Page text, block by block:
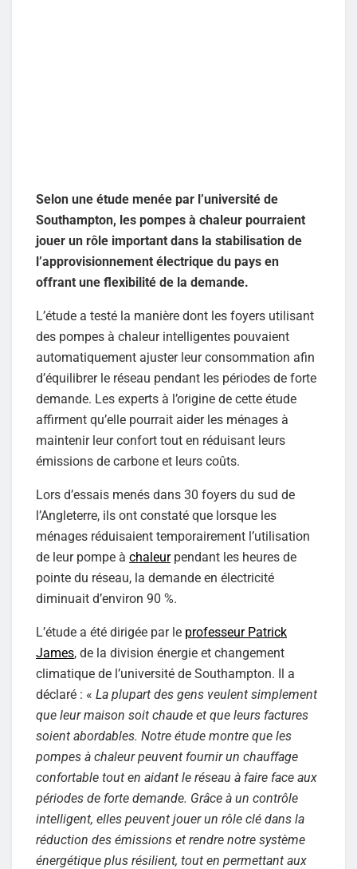
Selon une étude menée par l’université de
Southampton, les pompes à chaleur pourraient
jouer un rôle important dans la stabilisation de
l’approvisionnement électrique du pays en
offrant une flexibilité de la demande.
L’étude a testé la manière dont les foyers utilisant
des pompes à chaleur intelligentes pouvaient
automatiquement ajuster leur consommation afin
d’équilibrer le réseau pendant les périodes de forte
demande. Les experts à l’origine de cette étude
affirment qu’elle pourrait aider les ménages à
maintenir leur confort tout en réduisant leurs
émissions de carbone et leurs coûts.
Lors d’essais menés dans 30 foyers du sud de
l’Angleterre, ils ont constaté que lorsque les
ménages réduisaient temporairement l’utilisation
de leur pompe à chaleurpendant les heures de
pointe du réseau, la demande en électricité
diminuait d’environ 90 %.
L’étude a été dirigée par le professeur Patrick
James, de la division énergie et changement
climatique de l’université de Southampton. Il a
déclaré : « La plupart des gens veulent simplement
que leur maison soit chaude et que leurs factures
soient abordables. Notre étude montre que les
pompes à chaleur peuvent fournir un chauffage
confortable tout en aidant le réseau à faire face aux
périodes de forte demande. Grâce à un contrôle
intelligent, elles peuvent jouer un rôle clé dans la
réduction des émissions et rendre notre système
énergétique plus résilient, tout en permettant aux